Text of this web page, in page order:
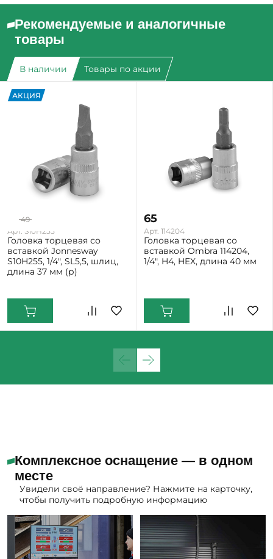
Рекомендуемые и аналогичные
товары
В наличии Товары по акции
АКЦИЯ
3949-20%
Арт. S10H255
Головка торцевая со
вставкой Jonnesway
S10H255, 1/4", SL5,5, шлиц,
длина 37 мм (р)
65
Арт. 114204
Головка торцевая со
вставкой Ombra 114204,
1/4", H4, HEX, длина 40 мм
Комплексное оснащение — в одном
месте
Увидели своё направление? Нажмите на карточку,
чтобы получить подробную информацию